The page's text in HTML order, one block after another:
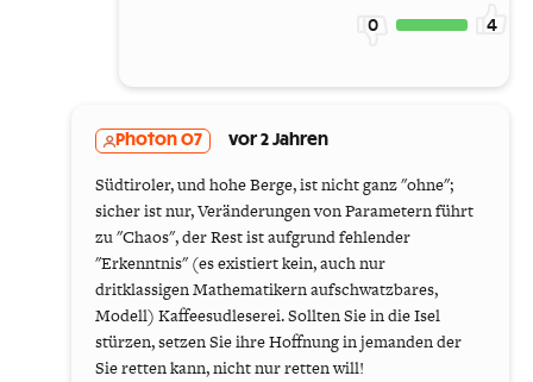
0 4
Photon 07 vor 2 Jahren
Südtiroler, und hohe Berge, ist nicht ganz "ohne";
sicher ist nur, Veränderungen von Parametern führt
zu "Chaos", der Rest ist aufgrund fehlender
"Erkenntnis" (es existiert kein, auch nur
dritklassigen Mathematikern aufschwatzbares,
Modell) Kaffeesudleserei. Sollten Sie in die Isel
stürzen, setzen Sie ihre Hoffnung in jemanden der
Sie retten kann, nicht nur retten will!